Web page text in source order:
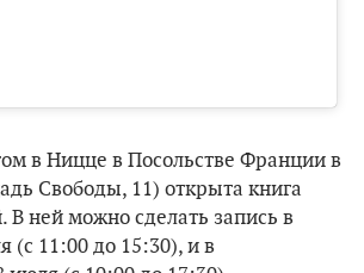
в Ницце в Посольстве Франции в
Свободы, 11) открыта книга
В ней можно сделать запись в
(с 11:00 до 15:30), и в